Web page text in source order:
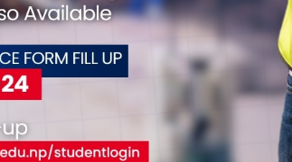
चमक शब्दमा व्यक्त गर्न सकिँदैन ।”
। डा नेपालसामु यस्ता अनौठा र नसोचेका
बसेका मानिसका कथा र व्यथा अनौठा र
साक्षात्कार गरिरहेका हुन्छन् । एपिएफ
खुशी बोकेर फर्किएका चिकित्सक सुनाउँछन् ।